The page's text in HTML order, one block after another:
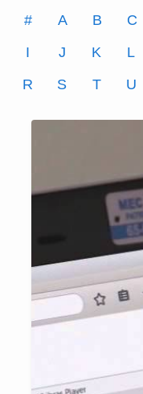
# A B C
I
J K L
R
S T U